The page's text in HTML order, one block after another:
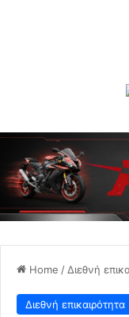
Home / Διεθνή
Διεθνή επικαιρότητα